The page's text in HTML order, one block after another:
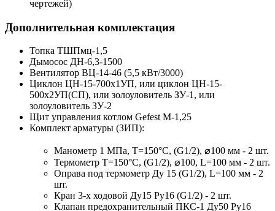
чертежей)
Дополнительная комплектация
Топка ТШПмц-1,5
Дымосос ДН-6,3-1500
Вентилятор ВЦ-14-46 (5,5 кВт/3000)
Циклон ЦН-15-700x1УП, или циклон ЦН-15-
500x2УП(СП), или золоуловитель ЗУ-1, или
золоуловитель ЗУ-2
Щит управления котлом Gefest M-1,25
Комплект арматуры (ЗИП):
Манометр 1 МПа, Т=150°С, (G1/2), ⌀100 мм - 2 шт.
Термометр Т=150°С, (G1/2), ⌀100, L=100 мм - 2 шт.
Оправа под термометр Ду 15 (G1/2), L=100 мм - 2
шт.
Кран 3-х ходовой Ду15 Ру16 (G1/2) - 2 шт.
Клапан предохранительный ПКС-1 Ду50 Ру16